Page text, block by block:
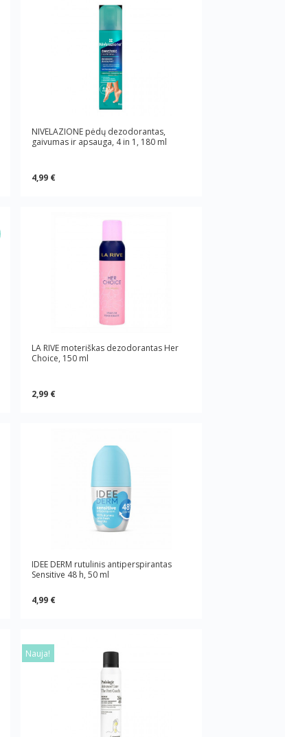
NIVELAZIONE pėdų dezodorantas,
gaivumas ir apsauga, 4 in 1, 180 ml
4,99 €
LA RIVE moteriškas dezodorantas Her
Choice, 150 ml
2,99 €
IDEE DERM rutulinis antiperspirantas
Sensitive 48 h, 50 ml
4,99 €
Nauja!